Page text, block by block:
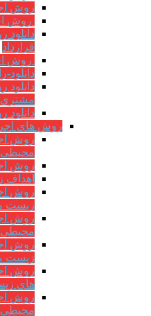
روش اجرایی
روش اجرایی
دانلود روش
روش اجرایی
دانلود-
دانلود روش
دانلود روش
روش های اجرایی ایزو 14001
روش اجرایی
روش اجرایی
اهداف زیست
روش اجرایی
زیست محیطی
روش اجرايي
روش اجرایی
زیست محیطی
روش اجرایی
های زیست
روش اجرایی